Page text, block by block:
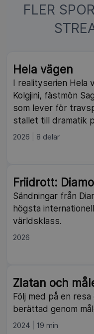
FLER
Hela vägen
I realityserien Hela
Kolgjini, fästmön
som lever för
stallet till dramatik
2026 8 delar
Friidrott:
Sändningar från
högsta
världsklass.
2026
Zlatan och
Följ med på en
berättad genom
2024 19 min